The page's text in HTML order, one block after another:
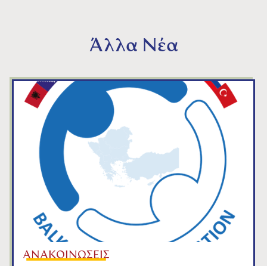
Άλλα Νέα
ΑΝΑΚΟΙΝΩΣΕΙΣ